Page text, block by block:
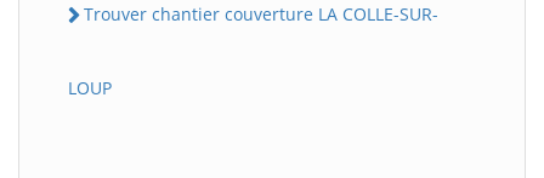
Trouver chantier couverture LA COLLE-SUR-
LOUP